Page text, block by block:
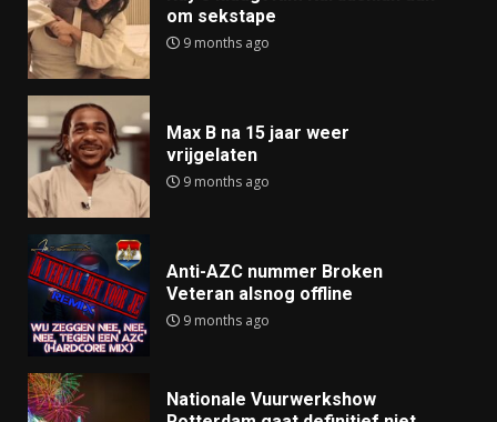
om sekstape
9 months ago
Max B na 15 jaar weer
vrijgelaten
9 months ago
Anti-AZC nummer Broken
Veteran alsnog offline
9 months ago
Nationale Vuurwerkshow